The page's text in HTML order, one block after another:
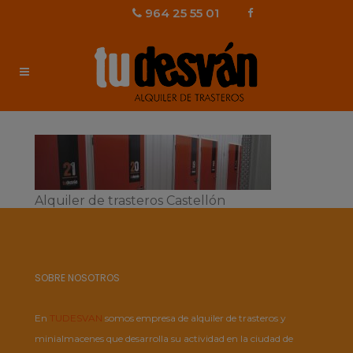
964 25 55 01
Alquiler de trasteros Castellón
SOBRE NOSOTROS
En TUDESVAN somos empresa de alquiler de trasteros y
minialmacenes que desarrolla su actividad en la ciudad de